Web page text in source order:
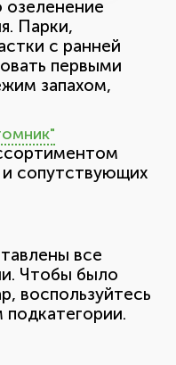
Парки,
с ранней
первыми
запахом,
сопутствующих
все
Чтобы было
воспользуйтесь